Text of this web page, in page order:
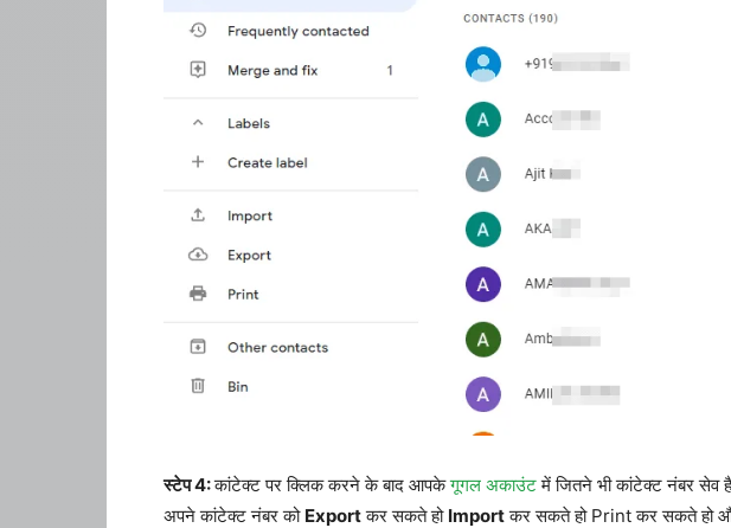
स्टेप 4:कांटेक्ट पर क्लिक करने के बाद आपकेगूगल अकाउंटमें जितने भी कांटेक्ट नंबर
अपने कांटेक्ट नंबर को Exportकर सकते हो Importकर सकते हो Print कर सकते हो